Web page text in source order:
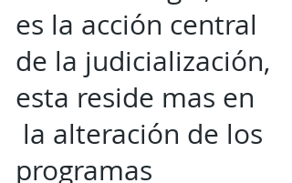
es la acción central
de la judicialización,
esta reside mas en
la alteración de los
programas